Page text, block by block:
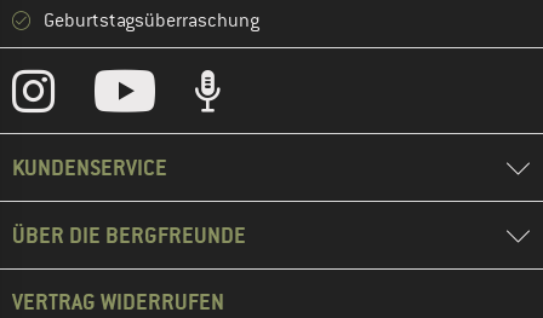
Geburtstagsüberraschung
KUNDENSERVICE
ÜBER DIE BERGFREUNDE
VERTRAG WIDERRUFEN